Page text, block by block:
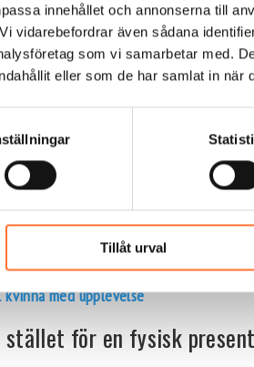
innehållet och annonserna till
vidarebefordrar även sådana
som vi samarbetar med.
eller som de har samlat in när
Tillåt urval
fall-liknande känsla. Upplevelsen varar
i luften. Under din flygning får du hjälp av
skyddsglasögon. Det enda du behöver ta
hjälper dig att få ut det mesta av din
känna dig trygg och säker under hela
med upplevelse
för en fysisk present